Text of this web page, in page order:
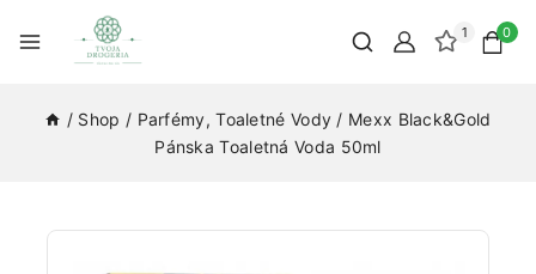
1 0
/ Shop / Parfémy, Toaletné Vody / Mexx Black&Gold
Pánska Toaletná Voda 50ml